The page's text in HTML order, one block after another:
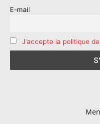
E-mail
J'accepte la politique